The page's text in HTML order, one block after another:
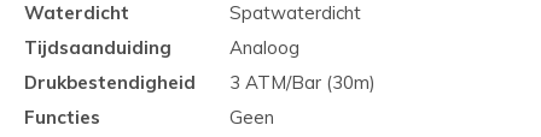
Waterdicht
Spatwaterdicht
Tijdsaanduiding
Analoog
Drukbestendigheid
3 ATM/Bar (30m)
Functies
Geen